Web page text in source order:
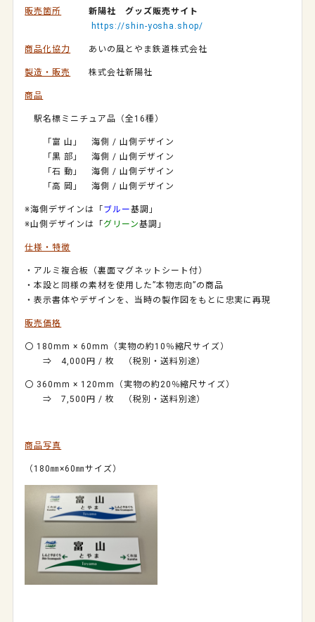
販売箇所
新陽社 グッズ販売サイト
https://shin-yosha.shop/
商品化協力 あいの風とやま鉄道株式会社
製造・販売 株式会社新陽社
商品
駅名標ミニチュア品（全16種）
「富 山」 海側 / 山側デザイン
「黒 部」
海側 / 山側デザイン
「石 動」
海側 / 山側デザイン
「高 岡」
海側 / 山側デザイン
※海側デザインは「 ブルー基調」
※山側デザインは「 グリーン基調」
仕様・特徴
・アルミ複合板（裏面マグネットシート付）
・本設と同様の素材を使用した”本物志向”の商品
・表示書体やデザインを、当時の製作図をもとに忠実に再現
販売価格
〇 180mm × 60mm（実物の約10％縮尺サイズ）
⇒ 4,000円 / 枚 （税別・送料別途）
〇 360mm × 120mm（実物の約20％縮尺サイズ）
⇒ 7,500円 / 枚 （税別・送料別途）
商品写真
（180㎜×60㎜サイズ）